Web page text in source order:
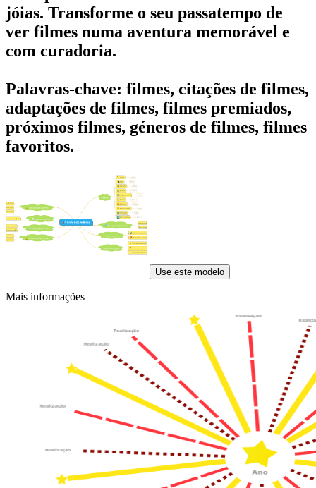
jóias. Transforme o seu passatempo de
ver filmes numa aventura memorável e
com curadoria.
Palavras-chave: filmes, citações de filmes,
adaptações de filmes, filmes premiados,
próximos filmes, géneros de filmes, filmes
favoritos.
Use este modelo
Mais informações